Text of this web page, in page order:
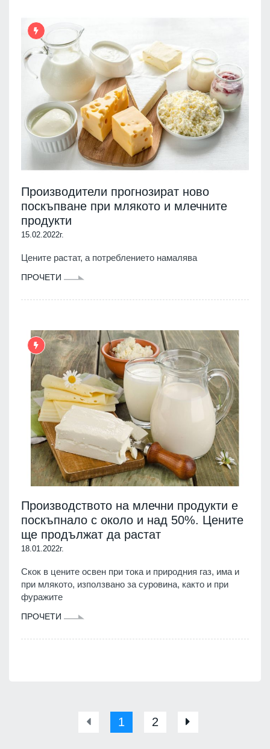
Производители прогнозират ново
поскъпване при млякото и млечните
продукти
15.02.2022г.
Цените растат, а потреблението намалява
ПРОЧЕТИ
Производството на млечни продукти е
поскъпнало с около и над 50%. Цените
ще продължат да растат
18.01.2022г.
Скок в цените освен при тока и природния газ, има и
при млякото, използвано за суровина, както и при
фуражите
ПРОЧЕТИ
1 2